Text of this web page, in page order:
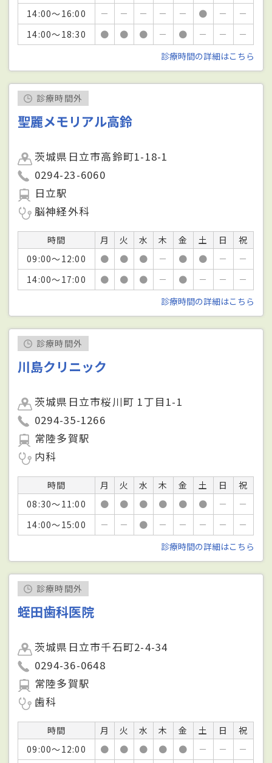
14:00～16:00
－ － － － － ● －
－
14:00～18:30
● ● ● － ● － －
－
診療時間の詳細はこちら
診療時間外
聖麗メモリアル高鈴
茨城県日立市高鈴町1-18-1
0294-23-6060
日立駅
脳神経外科
時間 月 火 水 木 金 土 日
祝
09:00～12:00
● ● ● － ● ● －
－
14:00～17:00
● ● ● － ● － －
－
診療時間の詳細はこちら
診療時間外
川島クリニック
茨城県日立市桜川町 1丁目1-1
0294-35-1266
常陸多賀駅
内科
時間 月 火 水 木 金 土 日
祝
08:30～11:00
● ● ● ● ● ● －
－
14:00～15:00
－ － ● － － － －
－
診療時間の詳細はこちら
診療時間外
蛭田歯科医院
茨城県日立市千石町2-4-34
0294-36-0648
常陸多賀駅
歯科
時間 月 火 水 木 金 土 日
祝
09:00～12:00
● ● ● ● ● － －
－